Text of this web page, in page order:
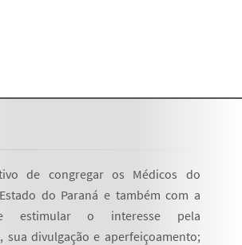
de congregar os Médicos do
do Paraná e também com a
estimular o interesse pela
sua divulgação e aperfeiçoamento;